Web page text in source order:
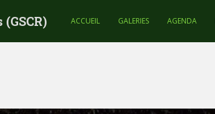
ACCUEIL GALERIES AGENDA